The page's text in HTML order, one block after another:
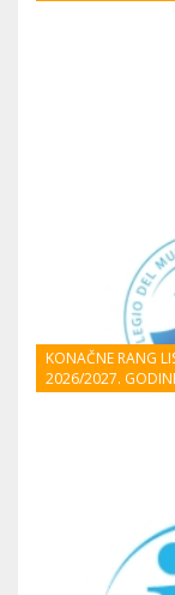
KONAČNE RANG
2026/2027.